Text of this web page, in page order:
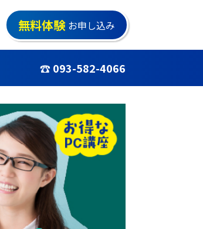
無料体験 お申し込み
☎ 093-582-4066